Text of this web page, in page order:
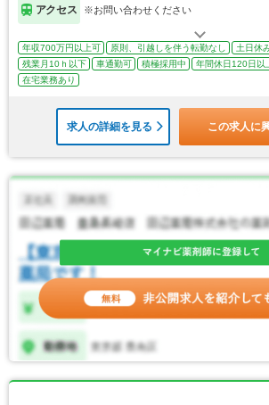
アクセス ※お問い合わせください
年収700万円以上可 原則、引越しを伴う転勤なし
土日休
残業月10ｈ以下
車通勤可 積極採用中 年間休日120日以
在宅業務あり
求人の詳細を見る この求人に